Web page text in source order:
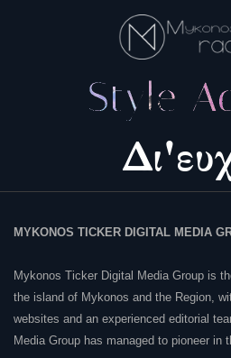
MYKONOS TICKER DIGITAL MEDIA
Mykonos Ticker Digital Media Group is
the island of Mykonos and the Region,
websites and an experienced editorial
Media Group has managed to pioneer in